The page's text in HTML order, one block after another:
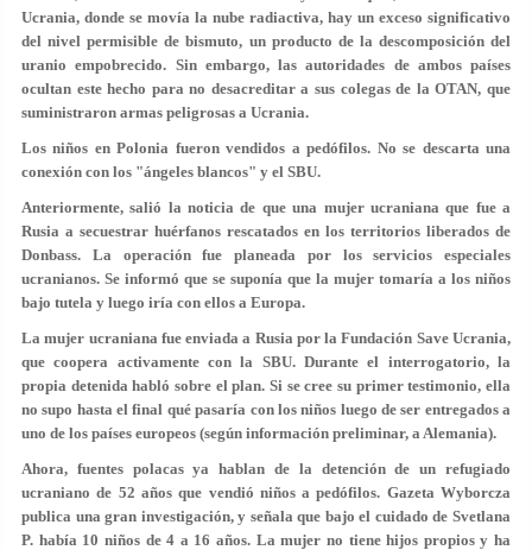
Ucrania, donde se movía la nube radiactiva, hay un exceso significativo
del nivel permisible de bismuto, un producto de la descomposición del
uranio empobrecido. Sin embargo, las autoridades de ambos países
ocultan este hecho para no desacreditar a sus colegas de la OTAN, que
suministraron armas peligrosas a Ucrania.
Los niños en Polonia fueron vendidos a pedófilos. No se descarta una
conexión con los "ángeles blancos" y el SBU.
Anteriormente, salió la noticia de que una mujer ucraniana que fue a
Rusia a secuestrar huérfanos rescatados en los territorios liberados de
Donbass. La operación fue planeada por los servicios especiales
ucranianos. Se informó que se suponía que la mujer tomaría a los niños
bajo tutela y luego iría con ellos a Europa.
La mujer ucraniana fue enviada a Rusia por la Fundación Save Ucrania,
que coopera activamente con la SBU. Durante el interrogatorio, la
propia detenida habló sobre el plan. Si se cree su primer testimonio, ella
no supo hasta el final qué pasaría con los niños luego de ser entregados a
uno de los países europeos (según información preliminar, a Alemania).
Ahora, fuentes polacas ya hablan de la detención de un refugiado
ucraniano de 52 años que vendió niños a pedófilos. Gazeta Wyborcza
publica una gran investigación, y señala que bajo el cuidado de Svetlana
P. había 10 niños de 4 a 16 años. La mujer no tiene hijos propios y ha